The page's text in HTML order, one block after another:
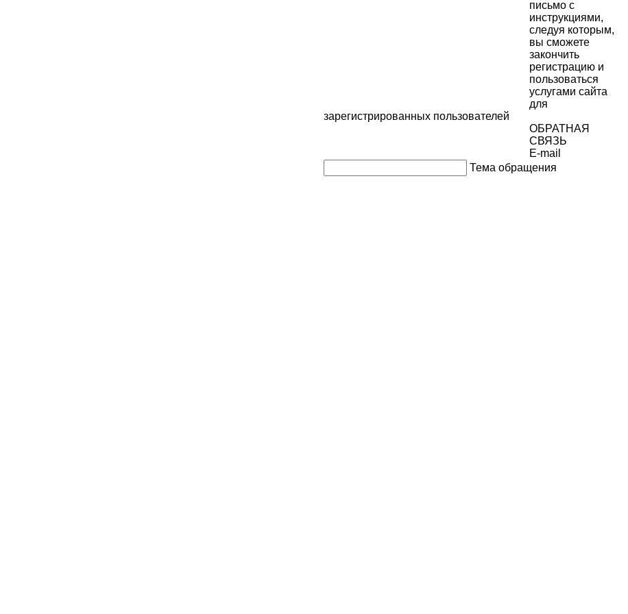
письмо с
инструкциями,
следуя которым,
вы сможете
закончить
регистрацию и
пользоваться
услугами сайта
для
зарегистрированных пользователей
ОБРАТНАЯ
СВЯЗЬ
E-mail
Тема обращения